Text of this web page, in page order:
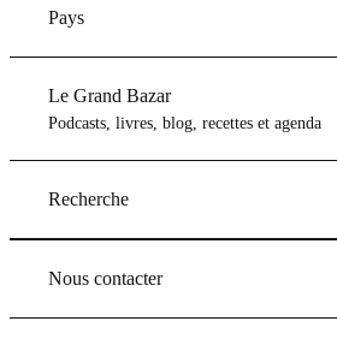
Pays
Le Grand Bazar
Podcasts, livres, blog, recettes et agenda
Recherche
Nous contacter